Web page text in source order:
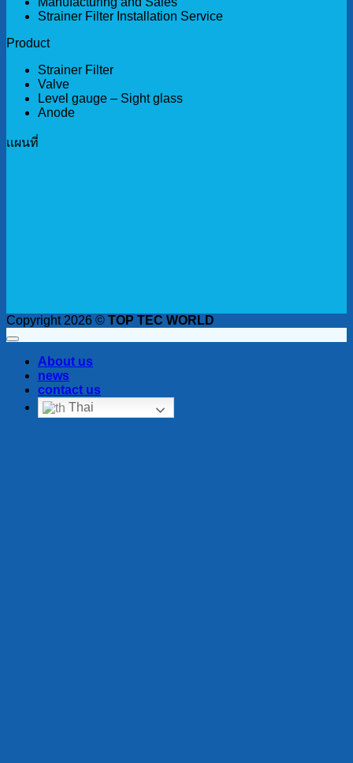
Strainer Filter Installation Service
Product
Strainer Filter
Valve
Level gauge – Sight glass
Anode
เเผนที่
Copyright 2026 © TOP TEC WORLD
About us
news
contact us
Thai